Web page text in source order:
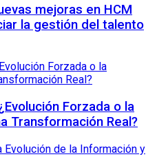
mejoras en HCM
la gestión del talento
Forzada o la
Transformación Real?